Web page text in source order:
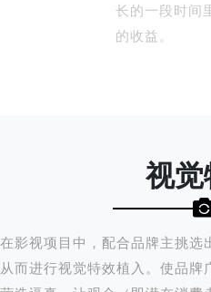
长的一段时间
的收益。
视
在影视项目中，配合品牌主挑选
从而进行视觉特效植入。使品